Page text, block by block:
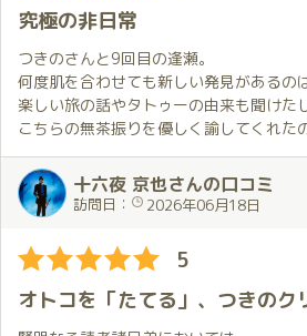
予約決定メールには、お会いするまでの
てからのことについてのご指示をいただ
げてきたものです。
それほどまでに、顧客に満足していただ
に、感銘を受け、約束を守り、そしてつ
つきのルームでは、悶絶マットで骨抜き
され…制限時間ピッタリにノックダウン⤴︎
つきのワールドは、まだまだ奥が深い事
Mの世界を垣間見た気がし、口コミ通り
究極の非日常
つきのさんと9回目の逢瀬。
何度肌を合わせても新しい発見があるの
楽しい旅の話やタトゥーの由来も聞けた
こちらの無茶振りを優しく諭してくれた
長く生きてきて、拙い人生経験の中でも
日常だと思う。
発明してくれた方に感謝。
そしてマットのファンタジスタ、つきの
大感謝したい。
人生の第4コーナーでこんな出逢いがある
さて次回は10回目。どんな非日常を見せ
十六夜 京也さんの口コミ
訪問日： 2026年06月18日
5
オトコを「たてる」、つきのク